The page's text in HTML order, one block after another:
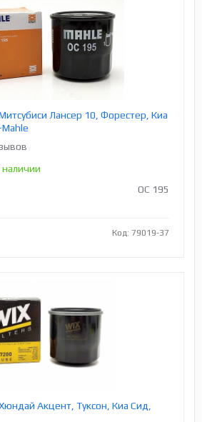
Лансер 10, Форестер, Киа
наличии
OC 195
Код: 79019-37
Акцент, Туксон, Киа Сид,